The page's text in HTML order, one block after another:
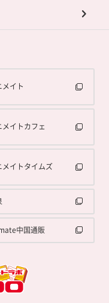
メイト
メイトカフェ
メイトタイムズ
中国通販